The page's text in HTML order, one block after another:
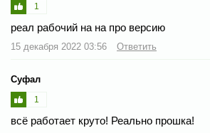
1
реал рабочий на на про версию
15 декабря 2022 03:56 Ответить
Суфал
1
всё работает круто! Реально прошка!